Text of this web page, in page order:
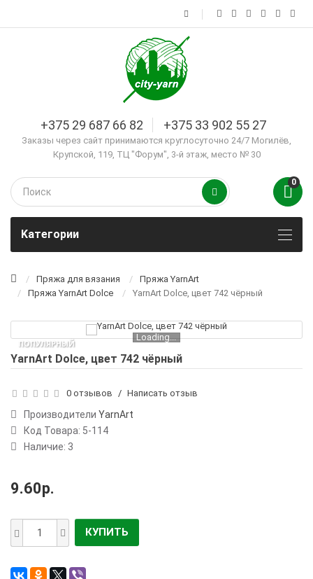
+375 29 687 66 82 +375 33 902 55 27
Заказы через сайт принимаются круглосуточно 24/7 Могилёв,
Крупской, 119, ТЦ "Форум", 3-й этаж, место № 30
0
Kатегории
Пряжа для вязания
Пряжа YarnArt
Пряжа YarnArt Dolce
YarnArt Dolce, цвет 742 чёрный
ПОПУЛЯРНЫЙ
Loading...
YarnArt Dolce, цвет 742 чёрный
0 отзывов / Написать отзыв
Производители YarnArt
Код Товара: 5-114
Наличие: 3
9.60р.
КУПИТЬ